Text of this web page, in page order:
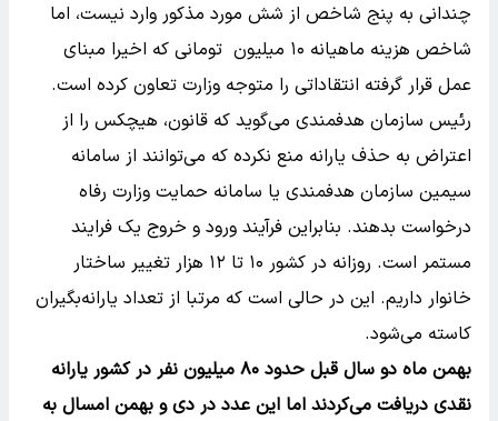
چندانی به پنج شاخص از شش مورد مذکور وارد نیست، اما
شاخص هزینه ماهیانه ۱۰ میلیون تومانی که اخیرا مبنای
عمل قرار گرفته انتقاداتی را متوجه وزارت تعاون کرده است.
رئیس سازمان هدفمندی می‌گوید که قانون، هیچکس را از
اعتراض به حذف یارانه منع نکرده که می‌توانند از سامانه
سیمین سازمان هدفمندی یا سامانه حمایت وزارت رفاه
درخواست بدهند. بنابراین فرآیند ورود و خروج یک فرایند
مستمر است. روزانه در کشور ۱۰ تا ۱۲ هزار تغییر ساختار
خانوار داریم. این در حالی است که مرتبا از تعداد یارانه‌بگیران
کاسته می‌شود.
بهمن ماه دو سال قبل حدود ۸۰ میلیون نفر در کشور یارانه
نقدی دریافت می‌کردند اما این عدد در دی و بهمن امسال به